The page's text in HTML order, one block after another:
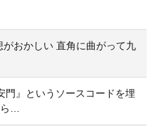
がおかしい 直角に曲がって九
門』というソースコードを埋
…